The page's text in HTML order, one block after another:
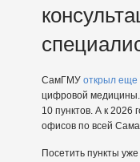
СамГМУ открыл еще
цифровой медицины.
10 пунктов. А к 2026
офисов по всей
Посетить пункты